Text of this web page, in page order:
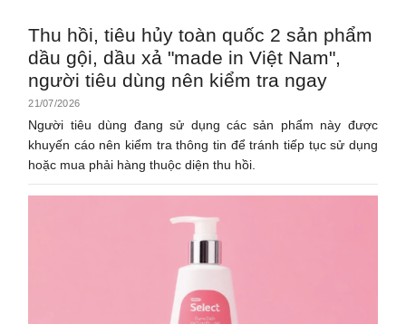
Thu hồi, tiêu hủy toàn quốc 2 sản phẩm
dầu gội, dầu xả "made in Việt Nam",
người tiêu dùng nên kiểm tra ngay
21/07/2026
Người tiêu dùng đang sử dụng các sản phẩm này được
khuyến cáo nên kiểm tra thông tin để tránh tiếp tục sử dụng
hoặc mua phải hàng thuộc diện thu hồi.